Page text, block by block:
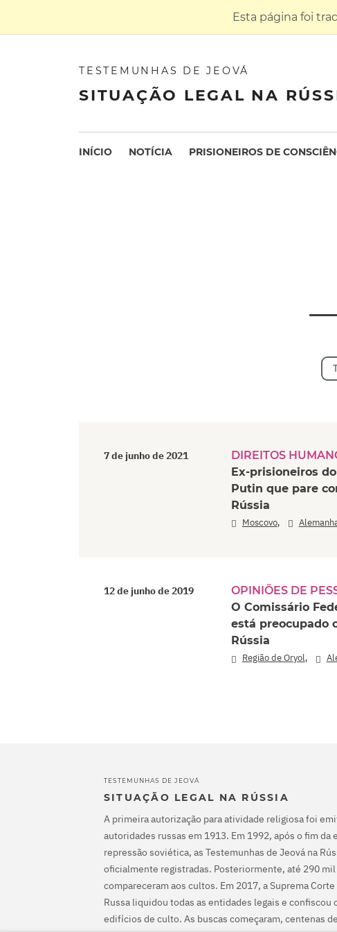
Esta página foi
TESTEMUNHAS DE JEOVÁ
SITUAÇÃO LEGAL NA
INÍCIO NOTÍCIA PRISIONEIROS DE
7 de junho de 2021
DIREITOS
Ex-prisioneiros
Putin que pare
Rússia
Moscovo,
12 de junho de 2019
OPINIÕES DE
O Comissário
está preocupado
Rússia
Região de Oryol,
TESTEMUNHAS DE JEOVÁ
SITUAÇÃO LEGAL NA RÚSSIA
A primeira autorização para atividade religiosa foi
autoridades russas em 1913. Em 1992, após o fim da
repressão soviética, as Testemunhas de Jeová na
oficialmente registradas. Posteriormente, até 290 mil
compareceram aos cultos. Em 2017, a Suprema Corte
Russa liquidou todas as entidades legais e confiscou
edifícios de culto. As buscas começaram, centenas